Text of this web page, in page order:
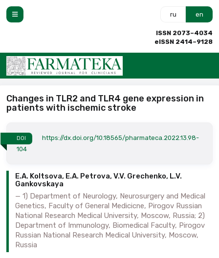
ru en
ISSN 2073–4034
eISSN 2414–9128
Changes in TLR2 and TLR4 gene expression in
patients with ischemic stroke
DOI
https://dx.doi.org/10.18565/pharmateca.2022.13.98-
104
E.A. Koltsova, E.A. Petrova, V.V. Grechenko, L.V.
Gankovskaya
1) Department of Neurology, Neurosurgery and Medical
Genetics, Faculty of General Medicicne, Pirogov Russian
National Research Medical University, Moscow, Russia; 2)
Department of Immunology, Biomedical Faculty, Pirogov
Russian National Research Medical University, Moscow,
Russia